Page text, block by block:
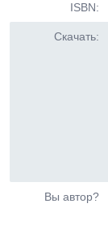
ISBN:
Скачать:
Вы автор?